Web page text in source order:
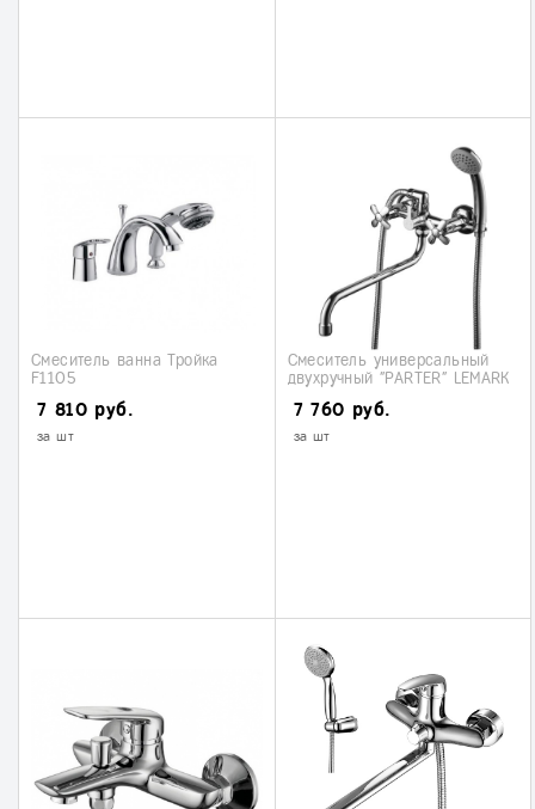
Смеситель ванна Тройка
F1105
7 810 руб.
за шт
Смеситель универсальный
двухручный "PARTER" LEMARK
7 760 руб.
за шт